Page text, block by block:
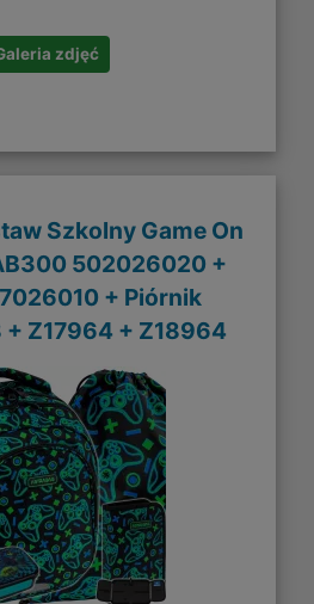
zdjęć
Szkolny Game On
502026020 +
+ Piórnik
Z17964 + Z18964